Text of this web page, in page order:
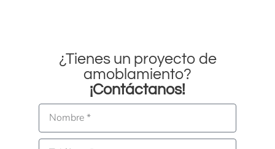
¿Tienes un proyecto de
amoblamiento?
¡Contáctanos!